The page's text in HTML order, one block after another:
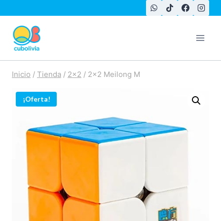
contenido
Inicio / Tienda / 2x2 / 2×2 Meilong M
¡Oferta!